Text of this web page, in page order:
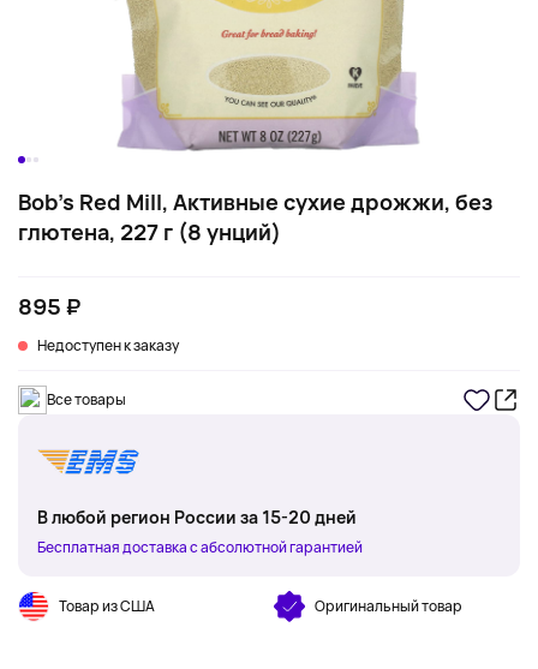
Bob's Red Mill, Активные сухие дрожжи, без
глютена, 227 г (8 унций)
895 ₽
Недоступен к заказу
Все товары
В любой регион России за 15-20 дней
Бесплатная доставка с абсолютной гарантией
Товар из США Оригинальный товар